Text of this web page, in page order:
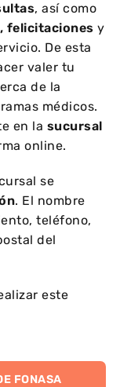
, así como
felicitaciones y
De esta
valer tu
de la
médicos.
en la sucursal
online.
se
. El nombre
teléfono,
del
este
FONASA